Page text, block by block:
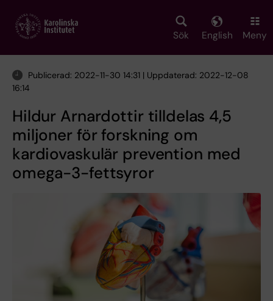
main
Sök English Meny
Publicerad: 2022-11-30 14:31 | Uppdaterad: 2022-12-08
16:14
Hildur Arnardottir tilldelas 4,5
miljoner för forskning om
kardiovaskulär prevention med
omega-3-fettsyror